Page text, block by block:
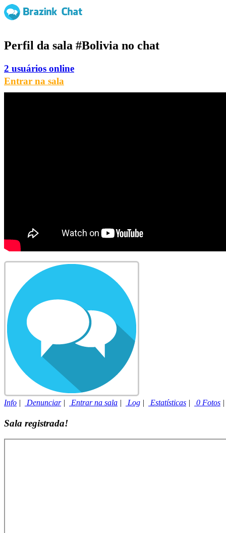
Perfil da sala #Bolivia no chat
2 usuários online
Entrar na sala
Info | Denunciar| Entrar na sala | Log | Estatísticas | 0 Fotos
Sala registrada!